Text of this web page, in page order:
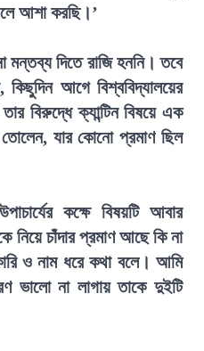
আশা করছি।’
মন্তব্য দিতে রাজি হননি। তবে
আগে বিশ্ববিদ্যালয়ের
বিরুদ্ধে ক্যান্টিন বিষয়ে এক
তোলেন, যার কোনো প্রমাণ ছিল
কক্ষে বিষয়টি আবার
নিয়ে চাঁদার প্রমাণ আছে কি না
ও নাম ধরে কথা বলে। আমি
ভালো না লাগায় তাকে দুইটি